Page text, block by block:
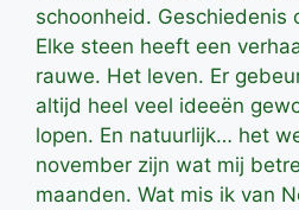
schoonheid. Geschiedenis
Elke steen heeft een
rauwe. Het leven. Er
altijd heel veel ideeën
lopen. En natuurlijk… het
november zijn wat mij
maanden. Wat mis ik van